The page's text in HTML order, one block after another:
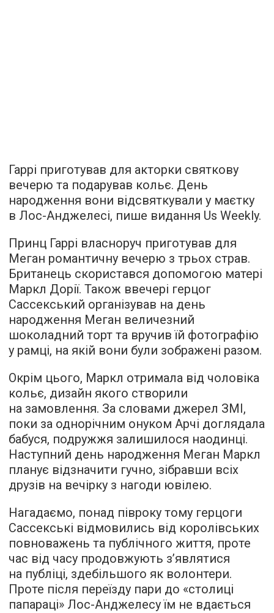
Гаррі приготував для акторки святкову
вечерю та подарував кольє. День
народження вони відсвяткували у маєтку
в Лос-Анджелесі, пише видання Us Weekly.
Принц Гаррі власноруч приготував для
Меган романтичну вечерю з трьох страв.
Британець скористався допомогою матері
Маркл Дорії. Також ввечері герцог
Сассекський організував на день
народження Меган величезний
шоколадний торт та вручив їй фотографію
у рамці, на якій вони були зображені разом.
Окрім цього, Маркл отримала від чоловіка
кольє, дизайн якого створили
на замовлення. За словами джерел ЗМІ,
поки за однорічним онуком Арчі доглядала
бабуся, подружжя залишилося наодинці.
Наступний день народження Меган Маркл
планує відзначити гучно, зібравши всіх
друзів на вечірку з нагоди ювілею.
Нагадаємо, понад півроку тому герцоги
Сассекські відмовились від королівських
повноважень та публічного життя, проте
час від часу продовжують з’являтися
на публіці, здебільшого як волонтери.
Проте після переїзду пари до «столиці
папараці» Лос-Анджелесу їм не вдається